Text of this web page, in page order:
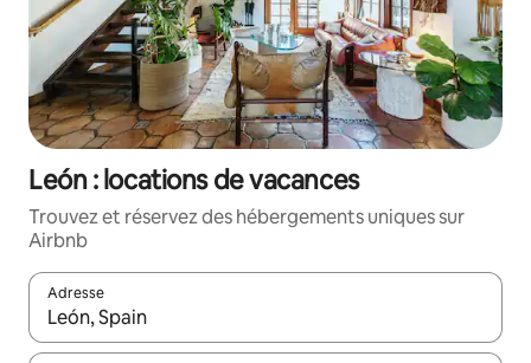
León : locations de vacances
Trouvez et réservez des hébergements uniques sur
Airbnb
Adresse
Lorsque les résultats s'affichent, utilisez les flèches vers le